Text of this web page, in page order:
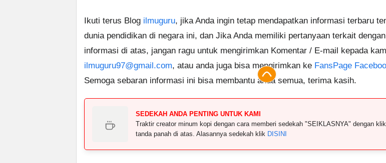
Ikuti terus Blog ilmuguru, jika Anda ingin tetap mendapatkan informasi terbaru
dunia pendidikan di negara ini, dan Jika Anda memiliki pertanyaan terkait dengan
informasi di atas, jangan ragu untuk mengirimkan Komentar / E-mail kepada
ilmuguru97@gmail.com, atau anda juga bisa mengirimkan ke FansPage
Semoga sebaran informasi ini bisa membantu anda semua, terima kasih.
SEDEKAH ANDA PENTING UNTUK KAMI
Traktir creator minum kopi dengan cara memberi sedekah "SEIKLASNYA" dengan klik
tanda panah di atas. Alasannya sedekah klik DISINI